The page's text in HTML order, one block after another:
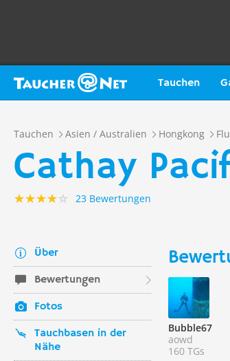
Tauchen
Tauchen Asien / Australien Hongkong
Cathay
23 Bewertungen
Über
Bewertungen
Fotos
Tauchbasen in der
Nähe
Bubble67
aowd
160 TGs